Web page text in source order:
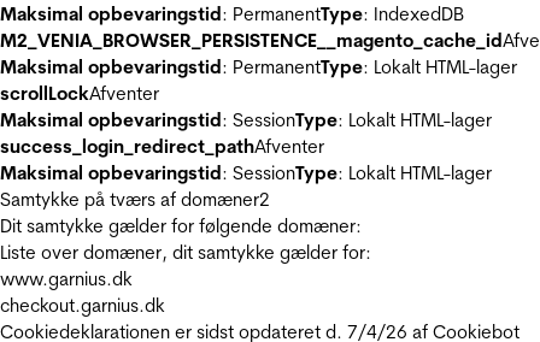
Maksimal opbevaringstid: PermanentType: IndexedDB
M2_VENIA_BROWSER_PERSISTENCE__magento_cache_id
Maksimal opbevaringstid: PermanentType: Lokalt HTML-lager
scrollLockAfventer
Maksimal opbevaringstid: SessionType: Lokalt HTML-lager
success_login_redirect_pathAfventer
Maksimal opbevaringstid: SessionType: Lokalt HTML-lager
Samtykke på tværs af domæner2
Dit samtykke gælder for følgende domæner:
Liste over domæner, dit samtykke gælder for:
www.garnius.dk
checkout.garnius.dk
Cookiedeklarationen er sidst opdateret d. 7/4/26 af Cookiebot